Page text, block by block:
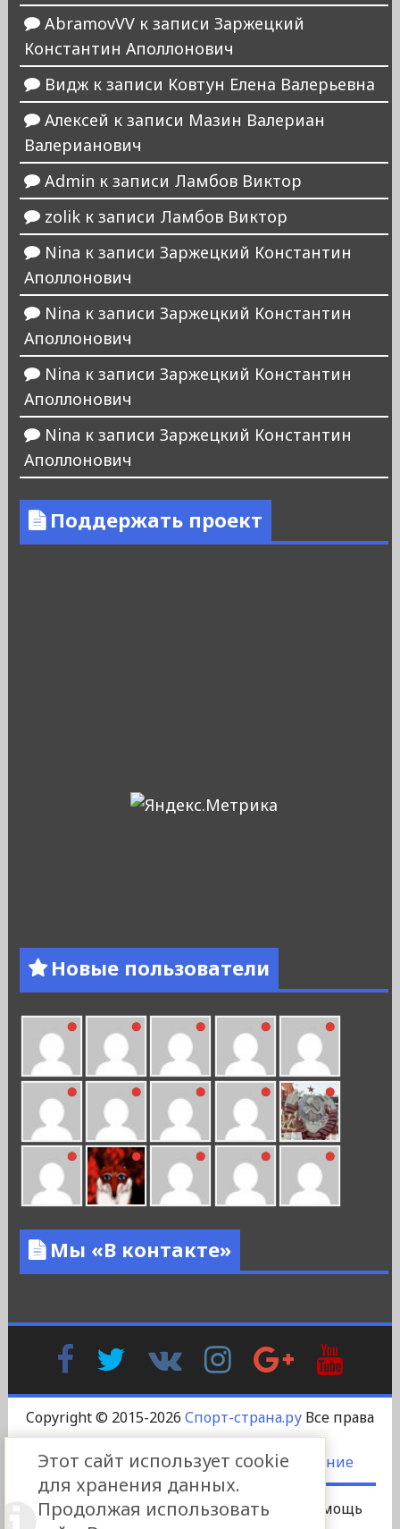
AbramovVVк записи Заржецкий
Константин Аполлонович
Виджк записи Ковтун Елена Валерьевна
Алексей к записи Мазин Валериан
Валерианович
Admin к записи Ламбов Виктор
zolikк записи Ламбов Виктор
Nina к записи Заржецкий Константин
Аполлонович
Nina к записи Заржецкий Константин
Аполлонович
Nina к записи Заржецкий Константин
Аполлонович
Nina к записи Заржецкий Константин
Аполлонович
Поддержать проект
Новые пользователи
Мы «В контакте»
FacebookTwitter
Контакте
InstagramGoogle
Plus
Copyright © 2015-2026 Спорт-страна.руВсе права
защищены.
DS-DESIGN -Пользовательское соглашение
Сотрудничество Платный пост
Помощь
Этот сайт использует cookie
для хранения данных.
Продолжая использовать